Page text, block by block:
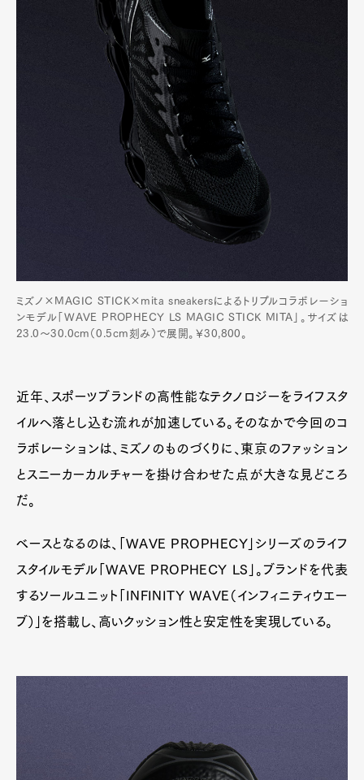
ミズノ×MAGIC STICK×mita sneakersによるトリプルコラボレーショ
ンモデル「WAVE PROPHECY LS MAGIC STICK MITA」。サイズは
23.0〜30.0cm（0.5cm刻み）で展開。￥30,800。
近年、スポーツブランドの高性能なテクノロジーをライフスタ
イルへ落とし込む流れが加速している。そのなかで今回のコ
ラボレーションは、ミズノのものづくりに、東京のファッション
とスニーカーカルチャーを掛け合わせた点が大きな見どころ
だ。
ベースとなるのは、「WAVE PROPHECY」シリーズのライフ
スタイルモデル「WAVE PROPHECY LS」。ブランドを代表
するソールユニット「INFINITY WAVE（インフィニティウエー
ブ）」を搭載し、高いクッション性と安定性を実現している。